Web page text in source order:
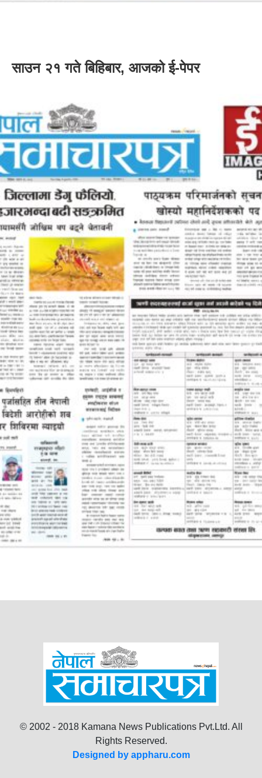
साउन २१ गते बिहिबार, आजको ई-पेपर
© 2002 - 2018 Kamana News Publications Pvt.Ltd. All
Rights Reserved.
Designed by appharu.com